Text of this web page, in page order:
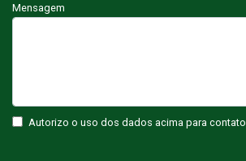
Mensagem
Autorizo o uso dos dados acima para contato.